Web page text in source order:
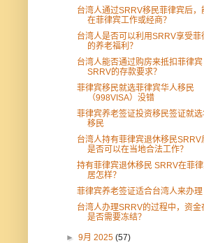
台湾人通过SRRV移民菲律宾后，
在菲律宾工作或经商？
台湾人是否可以利用SRRV享受菲
的养老福利？
台湾人能否通过购房来抵扣菲律宾
SRRV的存款要求？
菲律宾移民就选菲律宾华人移民
（998VISA）没错
菲律宾养老签证投资移民签证就选
移民
台湾人持有菲律宾退休移民SRRV
是否可以在当地合法工作？
持有菲律宾退休移民 SRRV在菲
居怎样？
菲律宾养老签证适合台湾人来办理
台湾人办理SRRV的过程中，资金
是否需要冻结？
►9月 2025(57)